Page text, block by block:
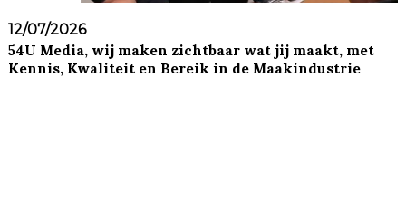
12/07/2026
54U Media, wij maken zichtbaar wat jij maakt, met
Kennis, Kwaliteit en Bereik in de Maakindustrie